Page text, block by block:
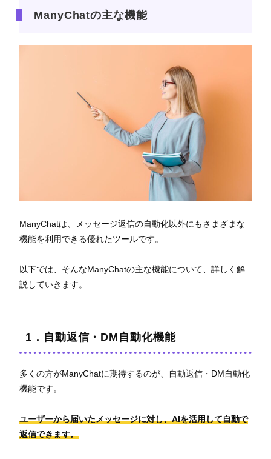
ManyChatの主な機能
ManyChatは、メッセージ返信の自動化以外にもさまざまな
機能を利用できる優れたツールです。
以下では、そんなManyChatの主な機能について、詳しく解
説していきます。
1．自動返信・DM自動化機能
多くの方がManyChatに期待するのが、自動返信・DM自動化
機能です。
ユーザーから届いたメッセージに対し、AIを活用して自動で
返信できます。